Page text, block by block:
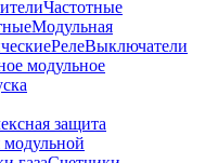
Частотные
Модульная
РелеВыключатели
модульное
защита
модульной